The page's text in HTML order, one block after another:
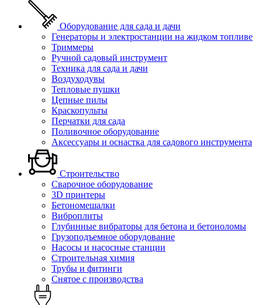
Оборудование для сада и дачи
Генераторы и электростанции на жидком топливе
Триммеры
Ручной садовый инструмент
Техника для сада и дачи
Воздуходувы
Тепловые пушки
Цепные пилы
Краскопульты
Перчатки для сада
Поливочное оборудование
Аксессуары и оснастка для садового инструмента
Строительство
Сварочное оборудование
3D принтеры
Бетономешалки
Виброплиты
Глубинные вибраторы для бетона и бетоноломы
Грузоподъемное оборудование
Насосы и насосные станции
Строительная химия
Трубы и фитинги
Снятое с производства